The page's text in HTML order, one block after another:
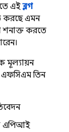
এইব্লগ
করছে এমন
শনাক্ত করতে
মূল্যায়ন
এফসিএম তিন
এপিআই